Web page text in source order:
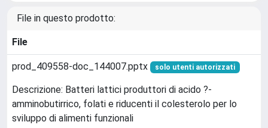
File in questo prodotto:
File
prod_409558-doc_144007.pptx solo utenti autorizzati
Descrizione: Batteri lattici produttori di acido ?-
amminobutirrico, folati e riducenti il colesterolo per lo
sviluppo di alimenti funzionali